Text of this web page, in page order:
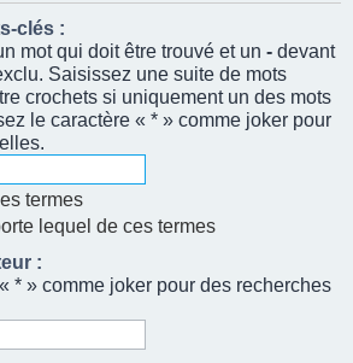
clés :
mot qui doit être trouvé et un - devant
Saisissez une suite de mots
crochets si uniquement un des mots
le caractère « * » comme joker pour
termes
lequel de ces termes
:
* » comme joker pour des recherches